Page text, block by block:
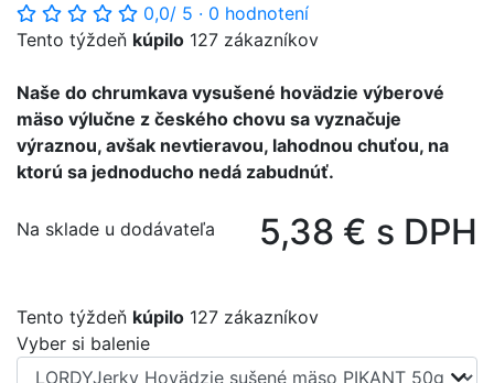
0,0/ 5 · 0 hodnotení
Tento týždeň kúpilo 127 zákazníkov
Naše do chrumkava vysušené hovädzie výberové
mäso výlučne z českého chovu sa vyznačuje
výraznou, avšak nevtieravou, lahodnou chuťou, na
ktorú sa jednoducho nedá zabudnúť.
Na sklade u dodávateľa 5,38 € s DPH
Tento týždeň kúpilo 127 zákazníkov
Vyber si balenie